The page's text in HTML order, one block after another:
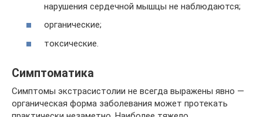
нарушения сердечной мышцы не наблюдаются;
органические;
токсические.
Симптоматика
Симптомы экстрасистолии не всегда выражены явно —
органическая форма заболевания может протекать